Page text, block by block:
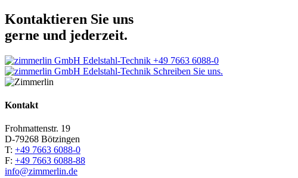
Kontaktieren Sie uns
gerne und jederzeit.
+49 7663 6088-0
Schreiben Sie uns.
Kontakt
Frohmattenstr. 19
D-79268 Bötzingen
T: +49 7663 6088-0
F: +49 7663 6088-88
info@zimmerlin.de